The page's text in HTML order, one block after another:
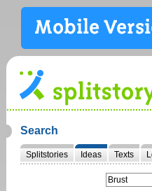
Search
Splitstories Ideas Texts